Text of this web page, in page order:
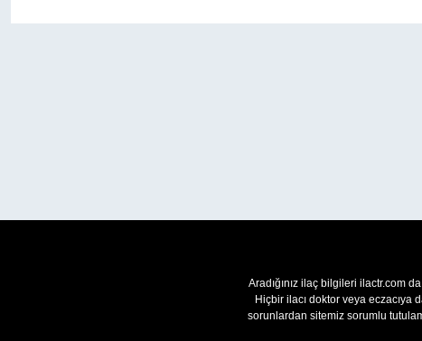
Aradığınız ilaç bilgileri ilactr.com
Hiçbir ilacı doktor veya eczacıya
sorunlardan sitemiz sorumlu